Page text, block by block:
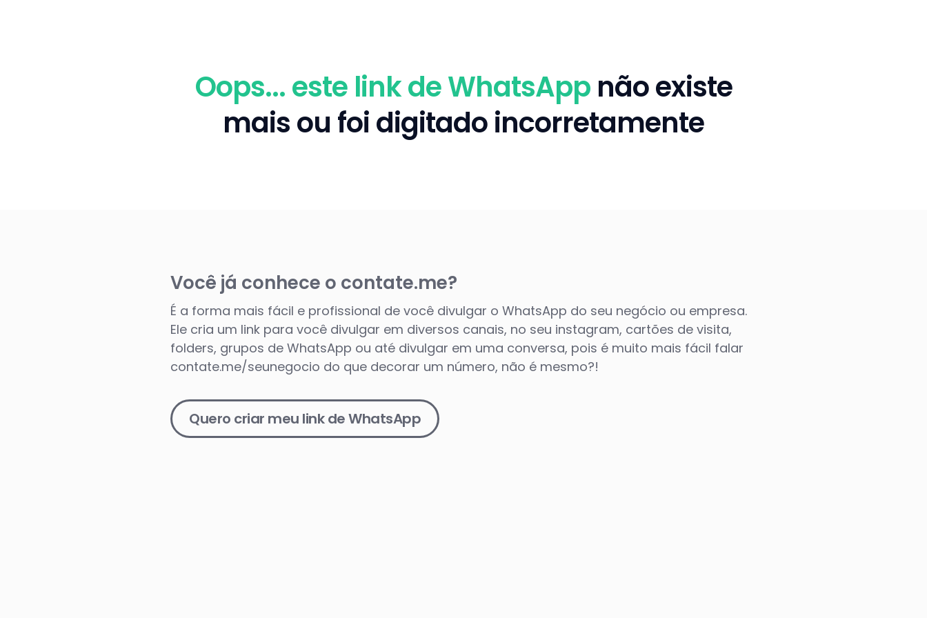
Oops... este link de WhatsAppnão existe
mais ou foi digitado incorretamente
Você já conhece o contate.me?
É a forma mais fácil e profissional de você divulgar o WhatsApp do seu negócio ou empresa.
Ele cria um link para você divulgar em diversos canais, no seu instagram, cartões de visita,
folders, grupos de WhatsApp ou até divulgar em uma conversa, pois é muito mais fácil falar
contate.me/seunegocio do que decorar um número, não é mesmo?!
Quero criar meu link de WhatsApp